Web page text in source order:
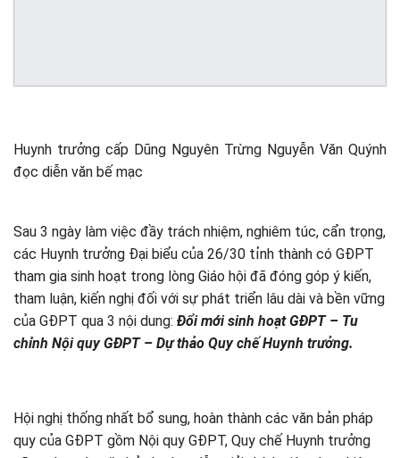
Huynh trưởng cấp Dũng Nguyên Trừng Nguyễn Văn Quýnh
đọc diễn văn bế mạc
Sau 3 ngày làm việc đầy trách nhiệm, nghiêm túc, cẩn trọng,
các Huynh trưởng Đại biểu của 26/30 tỉnh thành có GĐPT
tham gia sinh hoạt trong lòng Giáo hội đã đóng góp ý kiến,
tham luận, kiến nghị đối với sự phát triển lâu dài và bền vững
của GĐPT qua 3 nội dung: Đổi mới sinh hoạt GĐPT – Tu
chỉnh Nội quy GĐPT – Dự thảo Quy chế Huynh trưởng.
Hội nghị thống nhất bổ sung, hoàn thành các văn bản pháp
quy của GĐPT gồm Nội quy GĐPT, Quy chế Huynh trưởng